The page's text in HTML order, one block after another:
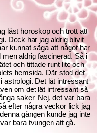
läst horoskop och trott att
Dock har jag aldrig blivit
kunnat säga att något har
aldrig fascinerad. Så i
och tittade runt lite och
hemsida. Där stod det
astrologi. Det lät intressant
om det lät intressant så
saker. Nej, det var bara
efter några veckor fick jag
gången kunde jag inte
bara tvungen att gå.